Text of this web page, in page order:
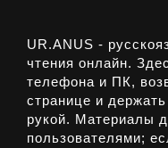
UR.ANUS -
чтения онлайн.
телефона и ПК,
странице и
рукой. Материалы
пользователями;